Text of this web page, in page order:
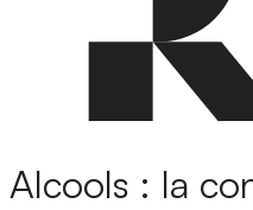
Alcools : la